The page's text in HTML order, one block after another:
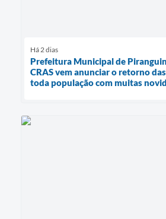
Há 2 dias
Prefeitura Municipal de
CRAS vem anunciar o retorno
toda população com muitas